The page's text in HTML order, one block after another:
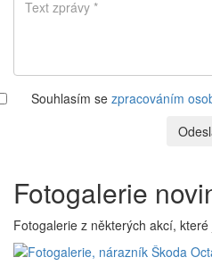
Souhlasím se zpracováním
Fotogalerie
Fotogalerie z některých akcí,